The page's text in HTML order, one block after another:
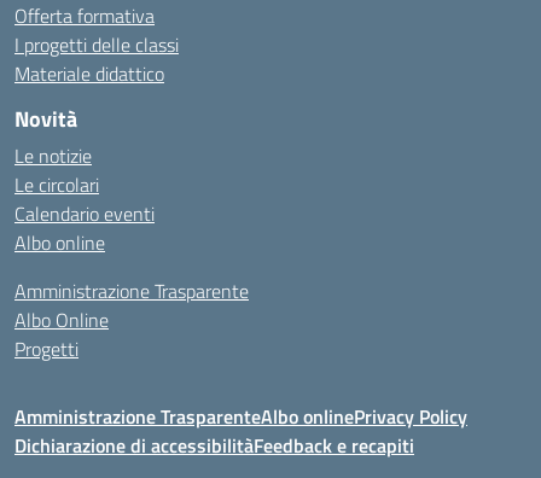
Offerta formativa
I progetti delle classi
Materiale didattico
Novità
Le notizie
Le circolari
Calendario eventi
Albo online
Amministrazione Trasparente
Albo Online
Progetti
Amministrazione TrasparenteAlbo onlinePrivacy Policy
Dichiarazione di accessibilitàFeedback e recapiti